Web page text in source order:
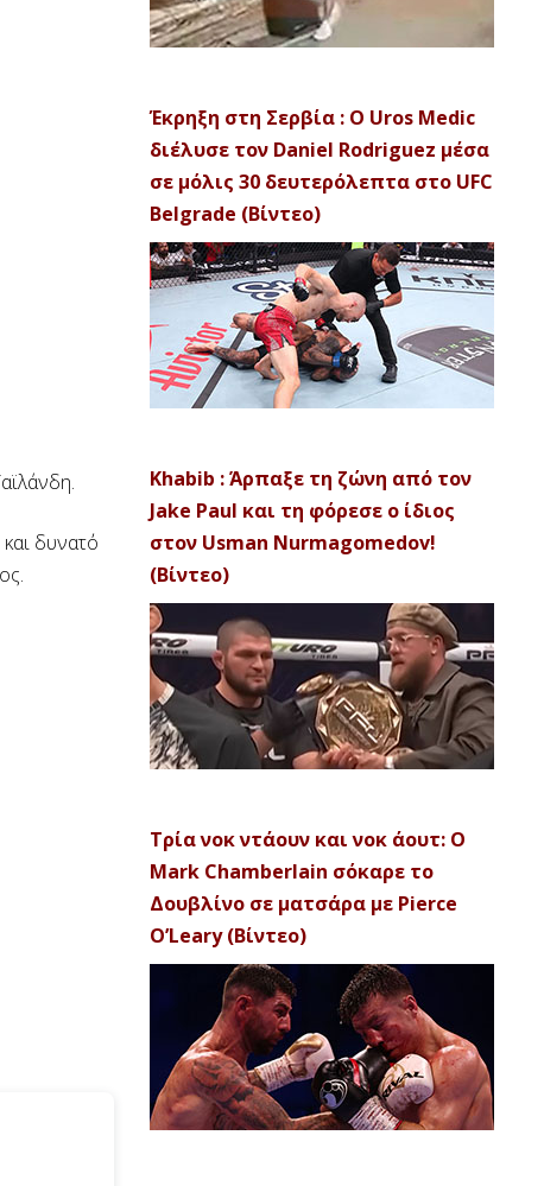
δυνατό
Έκρηξη στη Σερβία : Ο Uros Medic
διέλυσε τον Daniel Rodriguez μέσα
σε μόλις 30 δευτερόλεπτα στο UFC
Belgrade (Βίντεο)
Khabib : Άρπαξε τη ζώνη από τον
Jake Paul και τη φόρεσε ο ίδιος
στον Usman Nurmagomedov!
(Βίντεο)
Τρία νοκ ντάουν και νοκ άουτ: Ο
Mark Chamberlain σόκαρε το
Δουβλίνο σε ματσάρα με Pierce
O’Leary (Βίντεο)